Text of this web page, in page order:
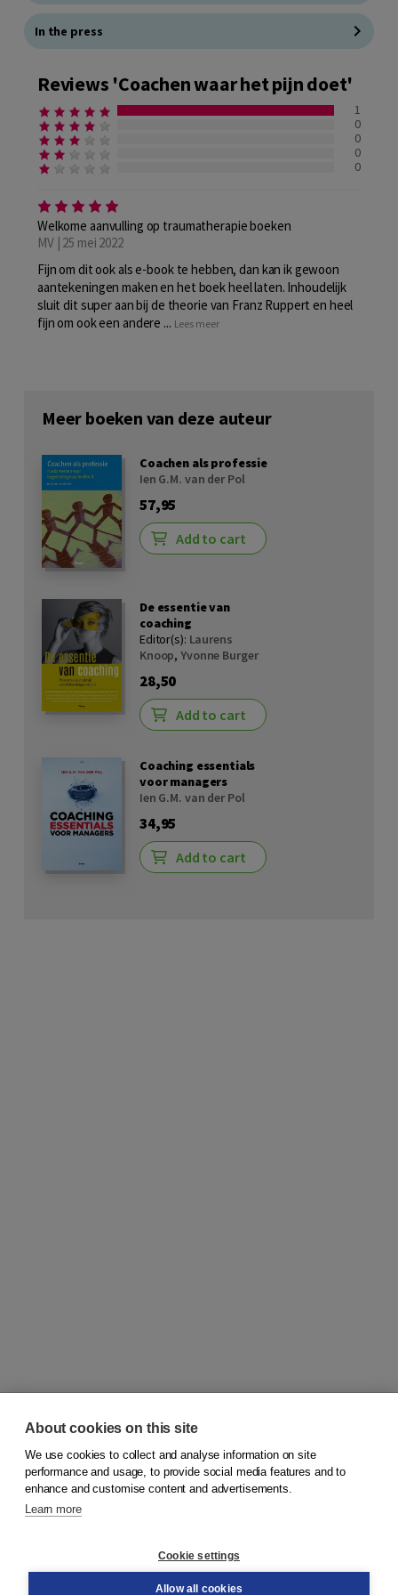
In the press
Reviews 'Coachen waar het pijn doet'
1
0
0
0
0
Welkome aanvulling op traumatherapie boeken
MV | 25 mei 2022
Fijn om dit ook als e-book te hebben, dan kan ik gewoon
aantekeningen maken en het boek heel laten. Inhoudelijk
sluit dit super aan bij de theorie van Franz Ruppert en heel
fijn om ook een andere ... Lees meer
Meer boeken van deze auteur
Coachen als professie
Ien G.M. van der Pol
57,95
Add to cart
De essentie van
coaching
Editor(s): Laurens
Knoop,Yvonne Burger
28,50
Add to cart
Coaching essentials
voor managers
Ien G.M. van der Pol
34,95
Add to cart
© 2026Koninklijke Boom uitgevers
Order
About cookies on this site
We use cookies to collect and analyse information on site
performance and usage, to provide social media features and to
enhance and customise content and advertisements.
Learn more
Cookie settings
Allow all cookies